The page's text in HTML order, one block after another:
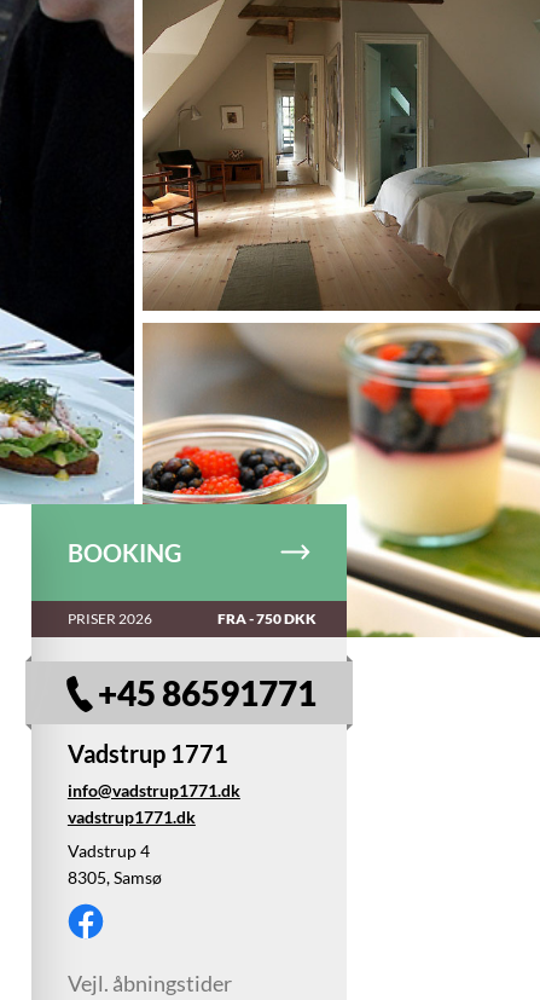
© Samsø Erhvervs- og Turistcenter
BOOKING
PRISER 2026 FRA - 750 DKK
+45 86591771
Vadstrup 1771
info@vadstrup1771.dk
vadstrup1771.dk
Vadstrup 4
8305, Samsø
Vejl. åbningstider